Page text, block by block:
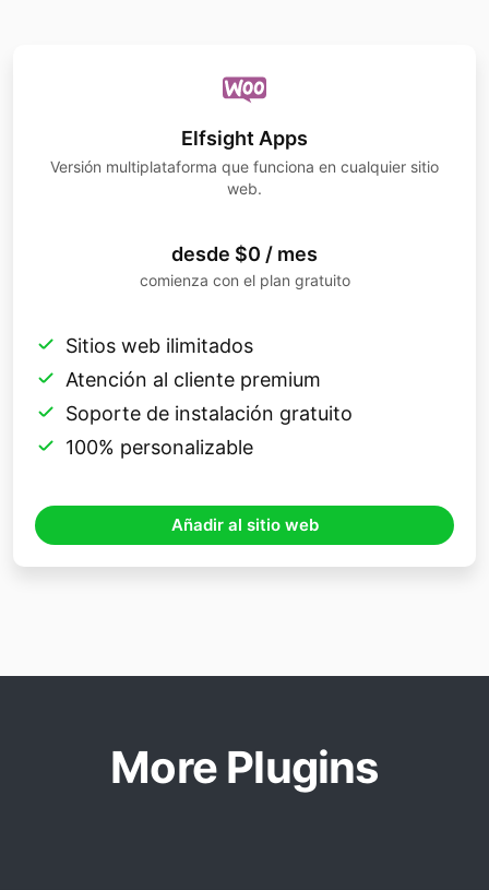
Elfsight Apps
Versión multiplataforma que funciona en cualquier sitio
web.
desde $0 / mes
comienza con el plan gratuito
Sitios web ilimitados
Atención al cliente premium
Soporte de instalación gratuito
100% personalizable
Añadir al sitio web
More Plugins